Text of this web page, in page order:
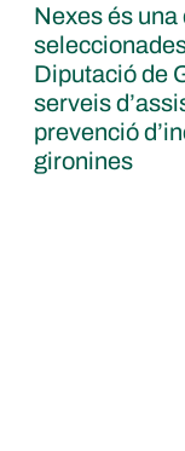
Nexes és
Diputació de
serveis
prevenció
gironines